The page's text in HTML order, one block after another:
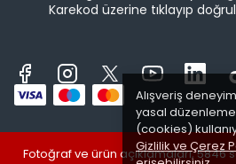
Alışveriş
yasal
(cookies)
Gizlilik ve Çerez
Karekod üzerine tıklayıp
Fotoğraf ve ürün açıklamaları, 5846